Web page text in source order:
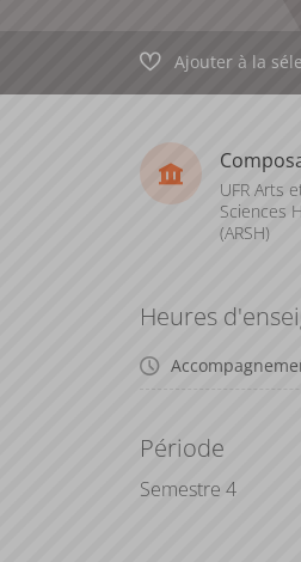
Ajouter à la
UFR Arts
Sciences
(ARSH)
Heures
Période
Semestre 4